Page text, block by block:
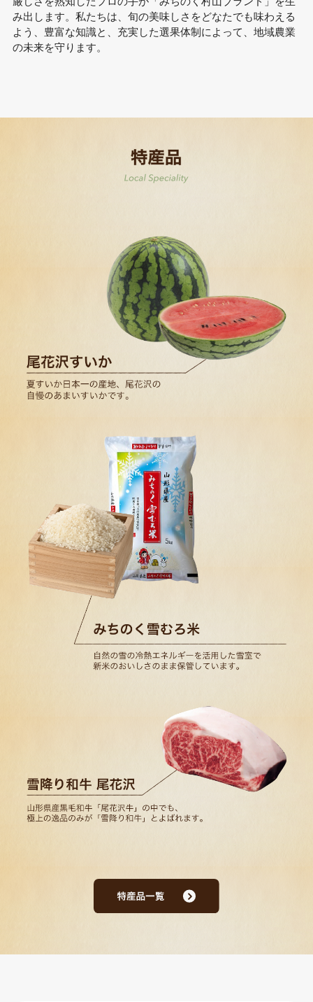
み出します。私たちは、旬の美味しさをどなたでも味わえる
よう、豊富な知識と、充実した選果体制によって、地域農業
の未来を守ります。